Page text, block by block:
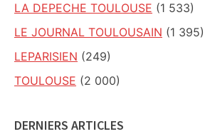
LA DEPECHE TOULOUSE (1 533)
LE JOURNAL TOULOUSAIN (1 395)
LEPARISIEN (249)
TOULOUSE (2 000)
DERNIERS ARTICLES